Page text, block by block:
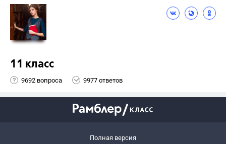
11 класс
9692 вопроса 9977 ответов
Полная версия